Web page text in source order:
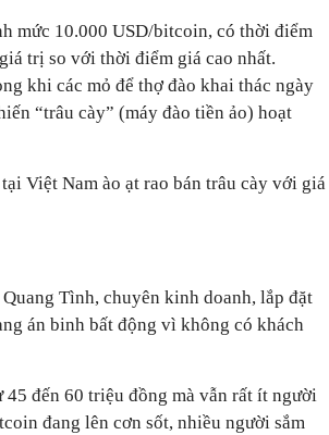
mức 10.000 USD/bitcoin, có thời điểm
trị so với thời điểm giá cao nhất.
khi các mỏ để thợ đào khai thác ngày
“trâu cày” (máy đào tiền ảo) hoạt
Việt Nam ào ạt rao bán trâu cày với giá
Tình, chuyên kinh doanh, lắp đặt
án binh bất động vì không có khách
đến 60 triệu đồng mà vẫn rất ít người
đang lên cơn sốt, nhiều người sắm